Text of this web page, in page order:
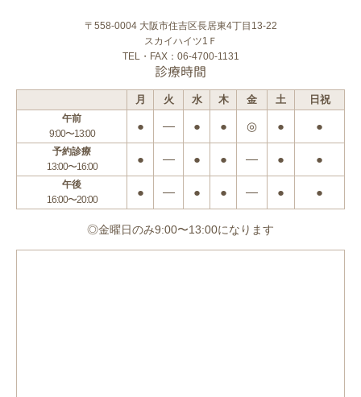
〒558-0004 大阪市住吉区長居東4丁目13-22
スカイハイツ1Ｆ
TEL・FAX：06-4700-1131
診療時間
月 火 水 木 金 土 日祝
午前
9:00〜13:00
● ― ● ● ◎ ● ●
予約診療
13:00〜16:00
● ― ● ● ― ● ●
午後
16:00〜20:00
● ― ● ● ― ● ●
◎金曜日のみ9:00〜13:00になります